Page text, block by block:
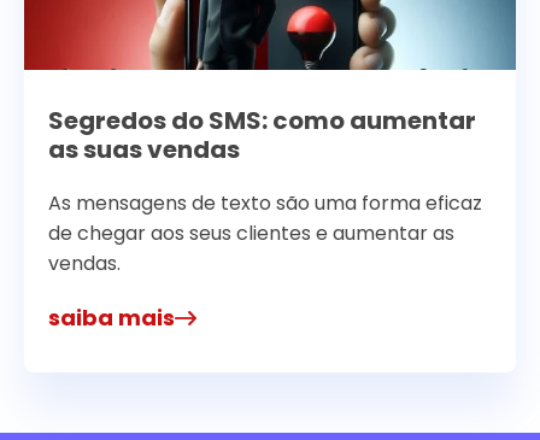
Segredos do SMS: como aumentar
as suas vendas
As mensagens de texto são uma forma eficaz
de chegar aos seus clientes e aumentar as
vendas.
saiba mais